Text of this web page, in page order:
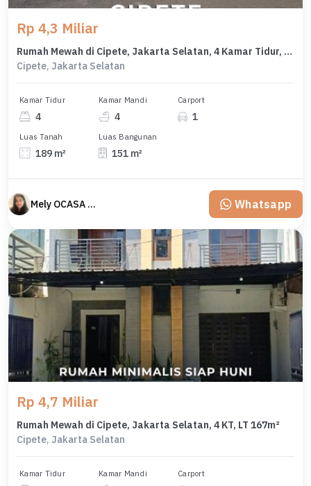
Rp 4,3 Miliar
Rumah Mewah di Cipete, Jakarta Selatan, 4 Kamar Tidur, LT 189m²
Cipete, Jakarta Selatan
Kamar Tidur
4
Kamar Mandi
4
Carport
1
Luas Tanah
189 m²
Luas Bangunan
151 m²
Mely OCASA PROPERTY Whatsapp
Rp 4,7 Miliar
Rumah Mewah di Cipete, Jakarta Selatan, 4 KT, LT 167m²
Cipete, Jakarta Selatan
Kamar Tidur Kamar Mandi Carport